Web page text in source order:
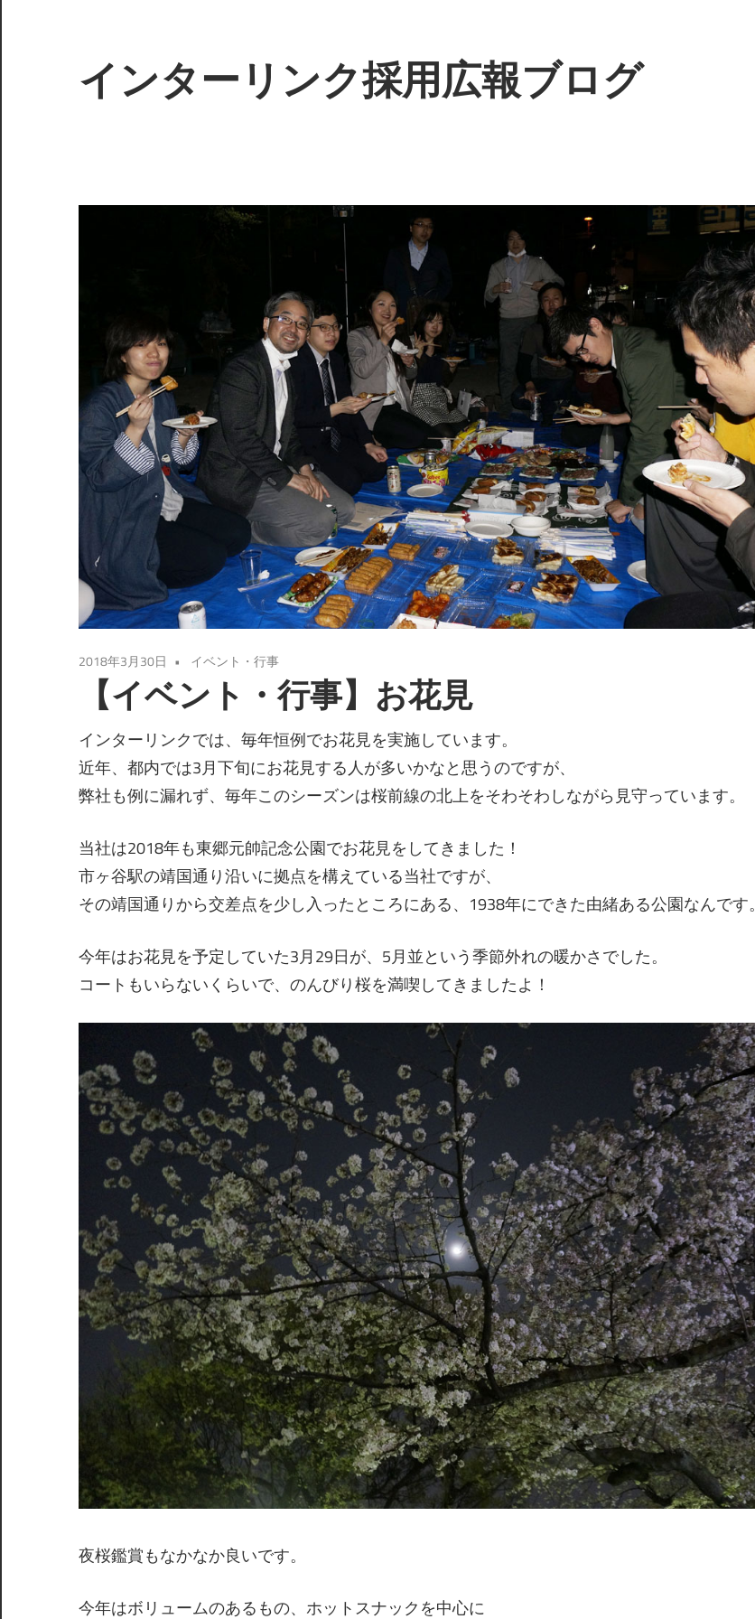
インターリンク採用広報ブログ
2018年3月30日 イベント・行事
【イベント・行事】お花見
インターリンクでは、毎年恒例でお花見を実施しています。
近年、都内では3月下旬にお花見する人が多いかなと思うのですが、
弊社も例に漏れず、毎年このシーズンは桜前線の北上をそわそわしながら見守っています。
当社は2018年も東郷元帥記念公園でお花見をしてきました！
市ヶ谷駅の靖国通り沿いに拠点を構えている当社ですが、
その靖国通りから交差点を少し入ったところにある、1938年にできた由緒ある公園なんです。
今年はお花見を予定していた3月29日が、5月並という季節外れの暖かさでした。
コートもいらないくらいで、のんびり桜を満喫してきましたよ！
夜桜鑑賞もなかなか良いです。
今年はボリュームのあるもの、ホットスナックを中心に